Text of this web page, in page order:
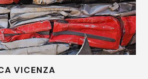
VICENZA